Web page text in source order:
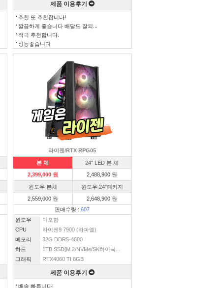
제품 이용후기
추천 또 추천합니다!
깔끔하게 좋습니다 배달도 잘되...
적극 추천합니다.
성능좋습니디
라이젠/RTX RPG05
본 체
24″ LED 본 체
2,399,000 원
2,488,900 원
윈도우 본체
윈도우 24″패키지
2,559,000 원
2,648,900 원
판매수량 : 607
윈도우
미포함
CPU
라이젠9 7900 (라파엘)
메모리
32G DDR5-4800
하드
1TB SSD[M.2/NVMe/SK하이닉...
그래픽
RTX4060 TI 8GB
제품 이용후기
배송 빠릅니다!